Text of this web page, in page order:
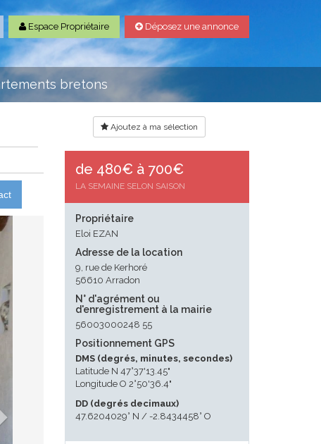
Espace Propriétaire Déposez une annonce
bretons
Ajoutez à ma sélection
de 480€ à 700€
LA SEMAINE SELON SAISON
Propriétaire
Eloi EZAN
Adresse de la location
9, rue de Kerhoré
56610 Arradon
N° d'agrément ou
d'enregistrement à la mairie
56003000248 55
Positionnement GPS
DMS (degrés, minutes, secondes)
Latitude N 47°37'13.45"
Longitude O 2°50'36.4"
DD (degrés decimaux)
47.6204029° N / -2.8434458° O